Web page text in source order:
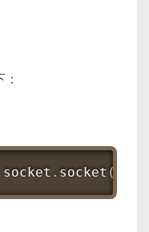
socket . socket (